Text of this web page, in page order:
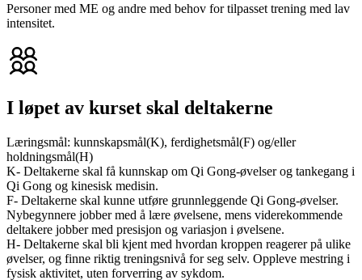
Personer med ME og andre med behov for tilpasset trening med lav
intensitet.
I løpet av kurset skal deltakerne
Læringsmål: kunnskapsmål(K), ferdighetsmål(F) og/eller
holdningsmål(H)
K- Deltakerne skal få kunnskap om Qi Gong-øvelser og tankegang i
Qi Gong og kinesisk medisin.
F- Deltakerne skal kunne utføre grunnleggende Qi Gong-øvelser.
Nybegynnere jobber med å lære øvelsene, mens viderekommende
deltakere jobber med presisjon og variasjon i øvelsene.
H- Deltakerne skal bli kjent med hvordan kroppen reagerer på ulike
øvelser, og finne riktig treningsnivå for seg selv. Oppleve mestring i
fysisk aktivitet, uten forverring av sykdom.